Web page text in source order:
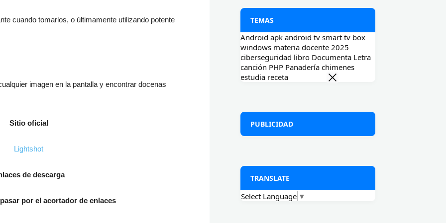
cuando tomarlos, o últimamente utilizando potente
imagen en la pantalla y encontrar docenas
Sitio oficial
Lightshot
de descarga
por el acortador de enlaces
TEMAS
Android apk android tv smart tv box
windows materia docente 2025
ciberseguridad libro Documenta Letra
canción PHP Panadería chimenes
estudia receta
PUBLICIDAD
TRANSLATE
Select Language ▼